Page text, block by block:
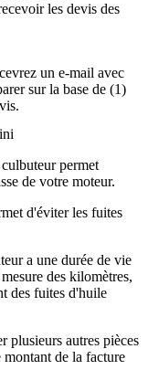
les devis des
un e-mail avec
sur la base de (1)
permet
de votre moteur.
d'éviter les fuites
a une durée de vie
des kilomètres,
des fuites d'huile
plusieurs autres pièces
de la facture